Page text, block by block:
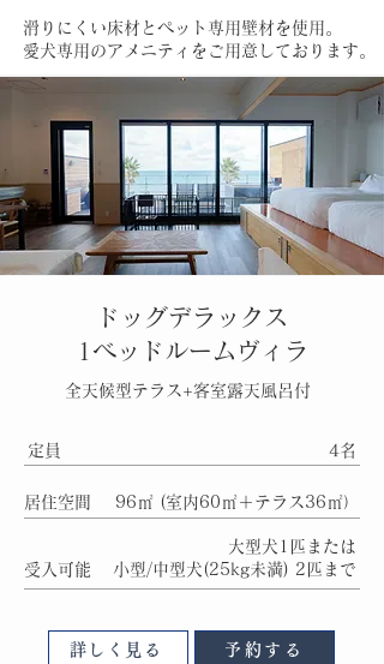
滑りにくい床材とペット専用壁材を使用。
愛犬専用のアメニティをご用意しております。
ドッグデラックス
1ベッドルームヴィラ
全天候型テラス+客室露天風呂付
定員 4名
居住空間 96㎡ (室内60㎡＋テラス36㎡）
受入可能
大型犬1匹または
小型/中型犬(25kg未満) 2匹まで
詳しく見る 予約する